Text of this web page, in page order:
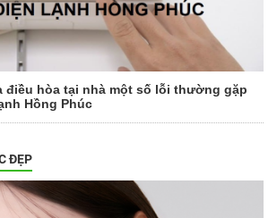
điều hòa tại nhà một số lỗi thường gặp
Hồng Phúc
ĐẸP